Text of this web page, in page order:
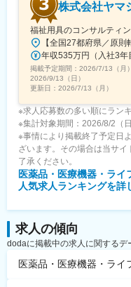
変更の範囲：無
株式会社ヤマ
福祉用具のコンサルティ
掲載予定期間： 2026/7/13（月）
2026/9/13（日）
更新日： 2026/7/13（月）
※求人応募数の多い順にラン
※集計対象期間：2026/8/2（
※事情により掲載終了予定日
ざいます。その場合は当サ
了承ください。
医薬品・医療機器・ライ
人気求人ランキングを詳
求人の傾向
dodaに掲載中の求人に関するデ
医薬品・医療機器・ライ